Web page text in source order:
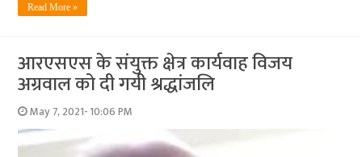
Read More »
आरएसएस के संयुक्त क्षेत्र कार्यवाह विजय
अग्रवाल को दी गयी श्रद्धांजलि
May 7, 2021- 10:06 PM